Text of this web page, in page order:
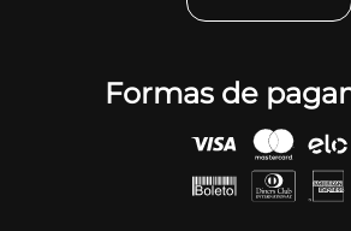
Formas de